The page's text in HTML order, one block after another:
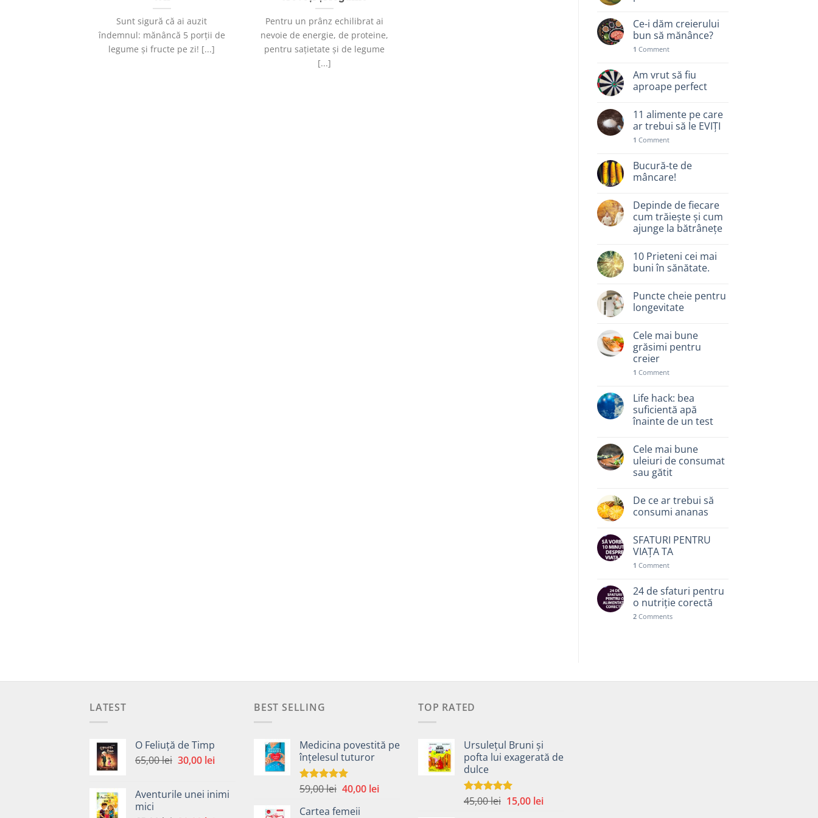
Sunt sigură că ai auzit
îndemnul: mănâncă 5 porții de
legume și fructe pe zi! [...]
Pentru un prânz echilibrat ai
nevoie de energie, de proteine,
pentru sațietate și de legume
[...]
Ce-i dăm creierului
bun să mănânce?
1 Comment
Am vrut să fiu
aproape perfect
11 alimente pe care
ar trebui să le EVIȚI
1 Comment
Bucură-te de
mâncare!
Depinde de fiecare
cum trăiește și cum
ajunge la bătrânețe
10 Prieteni cei mai
buni în sănătate.
Puncte cheie pentru
longevitate
Cele mai bune
grăsimi pentru
creier
1 Comment
Life hack: bea
suficientă apă
înainte de un test
Cele mai bune
uleiuri de consumat
sau gătit
De ce ar trebui să
consumi ananas
SFATURI PENTRU
VIAȚA TA
1 Comment
24 de sfaturi pentru
o nutriție corectă
2Comments
LATEST
O Feliuță de Timp
65,00lei Prețul
fost:
30,00 leiPrețul
30,00 lei.
Aventurile unei inimi
mici
BEST SELLING
Medicina povestită pe
înțelesul tuturor
Evaluat la
59,00lei Prețul
a
40,00 leiPrețul
Cartea femeii
TOP RATED
Ursulețul Bruni și
pofta lui exagerată de
dulce
Evaluat la
45,00lei Prețul
15,00 leiPrețul